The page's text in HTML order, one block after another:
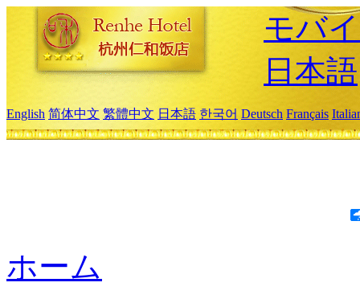
モバ
日本語
English 简体中文 繁體中文 日本語 한국어 Deutsch Français
ホーム